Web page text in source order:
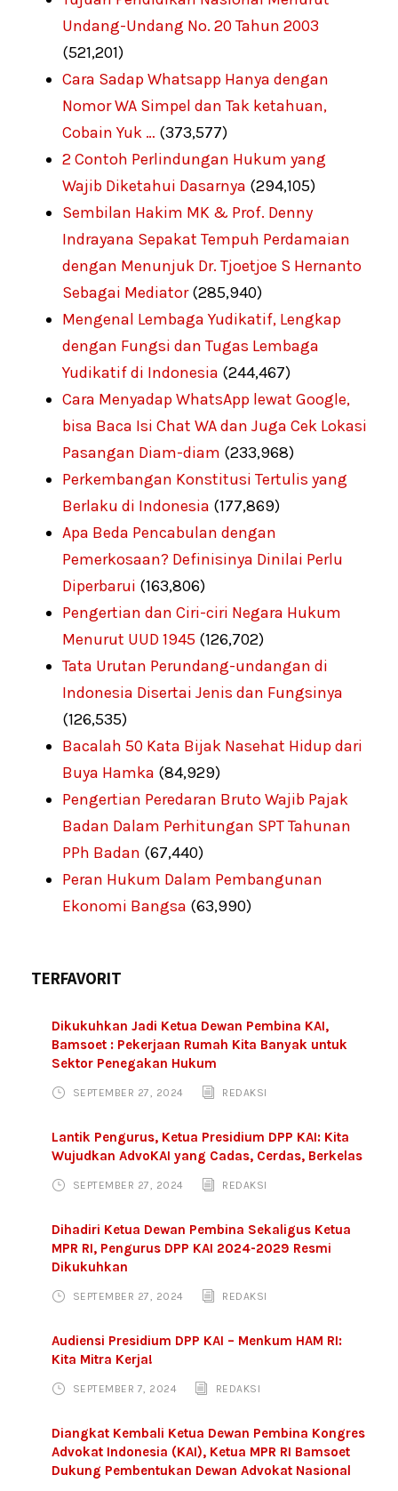
Undang-Undang No. 20 Tahun 2003
(521,201)
Cara Sadap Whatsapp Hanya dengan
Nomor WA Simpel dan Tak ketahuan,
Cobain Yuk … (373,577)
2 Contoh Perlindungan Hukum yang
Wajib Diketahui Dasarnya (294,105)
Sembilan Hakim MK & Prof. Denny
Indrayana Sepakat Tempuh Perdamaian
dengan Menunjuk Dr. Tjoetjoe S Hernanto
Sebagai Mediator (285,940)
Mengenal Lembaga Yudikatif, Lengkap
dengan Fungsi dan Tugas Lembaga
Yudikatif di Indonesia (244,467)
Cara Menyadap WhatsApp lewat Google,
bisa Baca Isi Chat WA dan Juga Cek Lokasi
Pasangan Diam-diam (233,968)
Perkembangan Konstitusi Tertulis yang
Berlaku di Indonesia (177,869)
Apa Beda Pencabulan dengan
Pemerkosaan? Definisinya Dinilai Perlu
Diperbarui (163,806)
Pengertian dan Ciri-ciri Negara Hukum
Menurut UUD 1945 (126,702)
Tata Urutan Perundang-undangan di
Indonesia Disertai Jenis dan Fungsinya
(126,535)
Bacalah 50 Kata Bijak Nasehat Hidup dari
Buya Hamka (84,929)
Pengertian Peredaran Bruto Wajib Pajak
Badan Dalam Perhitungan SPT Tahunan
PPh Badan (67,440)
Peran Hukum Dalam Pembangunan
Ekonomi Bangsa (63,990)
TERFAVORIT
Dikukuhkan Jadi Ketua Dewan Pembina KAI,
Bamsoet : Pekerjaan Rumah Kita Banyak untuk
Sektor Penegakan Hukum
SEPTEMBER 27, 2024 REDAKSI
Lantik Pengurus, Ketua Presidium DPP KAI: Kita
Wujudkan AdvoKAI yang Cadas, Cerdas, Berkelas
SEPTEMBER 27, 2024 REDAKSI
Dihadiri Ketua Dewan Pembina Sekaligus Ketua
MPR RI, Pengurus DPP KAI 2024-2029 Resmi
Dikukuhkan
SEPTEMBER 27, 2024 REDAKSI
Audiensi Presidium DPP KAI – Menkum HAM RI:
Kita Mitra Kerja!
SEPTEMBER 7, 2024 REDAKSI
Diangkat Kembali Ketua Dewan Pembina Kongres
Advokat Indonesia (KAI), Ketua MPR RI Bamsoet
Dukung Pembentukan Dewan Advokat Nasional